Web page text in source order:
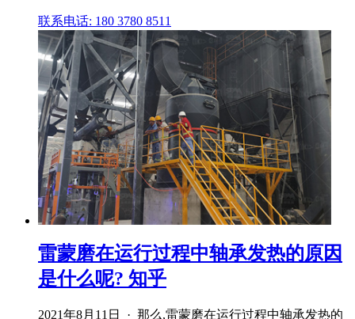
联系电话: 180 3780 8511
雷蒙磨在运行过程中轴承发热的原因
是什么呢? 知乎
2021年8月11日 · 那么,雷蒙磨在运行过程中轴承发热的